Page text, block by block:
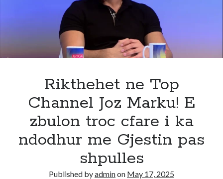
ndodh
“Big
Brother
VIP
Gjesti
i
thotë
gjitha:
Më
Egli,
doja
Rikthehet ne Top
Channel Joz Marku! E
zbulon troc cfare i ka
ndodhur me Gjestin pas
shpulles
Published byadminon May 17, 2025